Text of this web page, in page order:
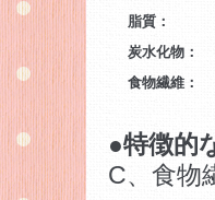
脂質：
炭水化物：
食物繊維：
●特徴的
C、食物